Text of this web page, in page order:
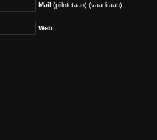
Mail (piilotetaan) (vaaditaan)
Web